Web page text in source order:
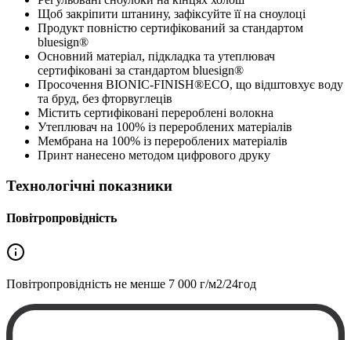
Щоб закріпити штанину, зафіксуйте її на сноулоці
Продукт повністю сертифікований за стандартом
bluesign®
Основний матеріал, підкладка та утеплювач
сертифіковані за стандартом bluesign®
Просочення BIONIC-FINISH®ECO, що відштовхує воду
та бруд, без фторвуглеців
Містить сертифіковані перероблені волокна
Утеплювач на 100% із перероблених матеріалів
Мембрана на 100% із перероблених матеріалів
Принт нанесено методом цифрового друку
Технологічні показники
Повітропровідність
Повітропровідність не менше 7 000 г/м2/24год